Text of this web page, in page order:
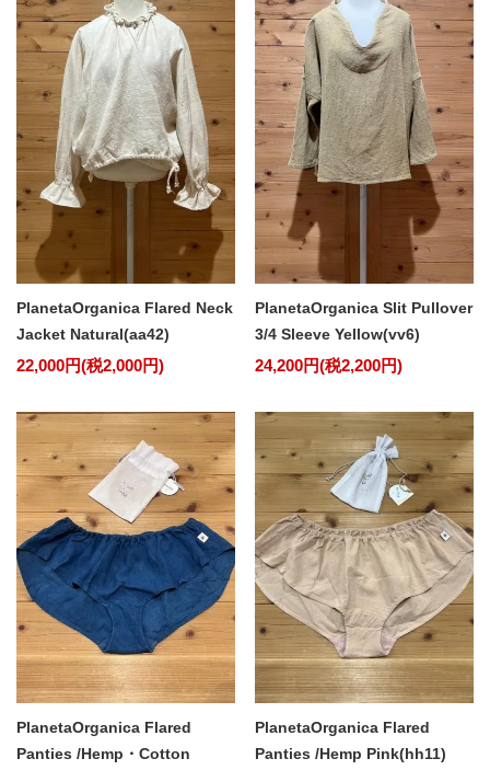
PlanetaOrganica Flared Neck
Jacket Natural(aa42)
22,000円(税2,000円)
PlanetaOrganica Slit Pullover
3/4 Sleeve Yellow(vv6)
24,200円(税2,200円)
PlanetaOrganica Flared
Panties /Hemp・Cotton
PlanetaOrganica Flared
Panties /Hemp Pink(hh11)